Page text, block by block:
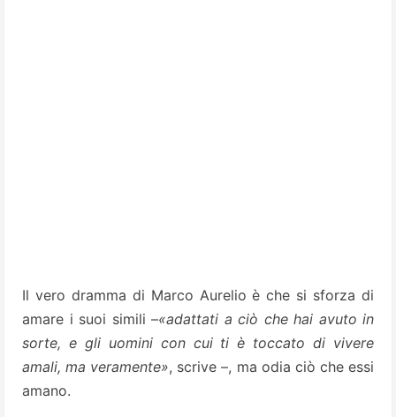
Il vero dramma di Marco Aurelio è che si sforza di
amare i suoi simili –«adattati a ciò che hai avuto in
sorte, e gli uomini con cui ti è toccato di vivere
amali, ma veramente», scrive –, ma odia ciò che essi
amano.